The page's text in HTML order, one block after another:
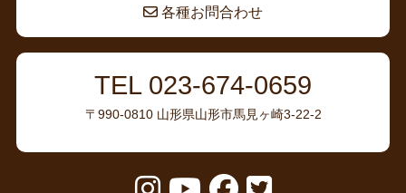
各種お問合わせ
TEL 023-674-0659
〒990-0810 山形県山形市馬見ヶ崎3-22-2